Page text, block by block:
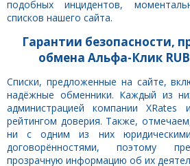
подобных инцидентов,
списков нашего сайта.
Гарантии безопасности,
обмена Альфа-Клик RUB
Списки, предложенные на сайте,
надёжные обменники. Каждый из
администрацией компании XRates
рейтингом доверия. Также,
ни с одним из них
договорённостями, поэтому
прозрачную информацию об их